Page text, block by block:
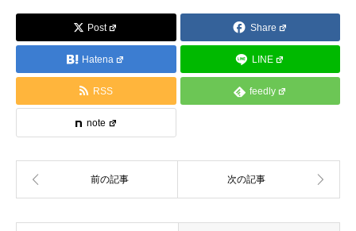
Post Share
Hatena LINE
RSS feedly
note